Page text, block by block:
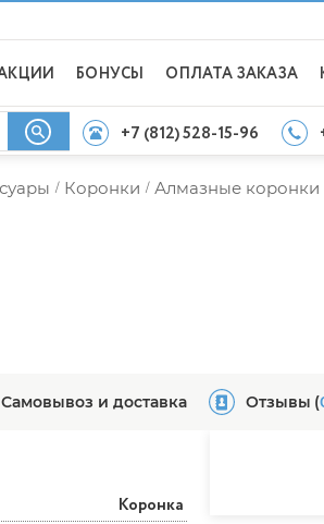
БОНУСЫ ОПЛАТА ЗАКАЗА
+7 (812) 528-15-96
/ Коронки / Алмазные коронки
Самовывоз и доставка Отзывы (
Коронка